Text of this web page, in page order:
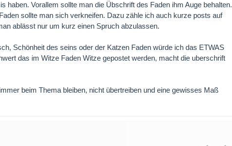
haben. Vorallem sollte man die Übschrift des Faden ihm Auge behalten.
sollte man sich verkneifen. Dazu zähle ich auch kurze posts auf
ablässt nur um kurz einen Spruch abzulassen.
Schönheit des seins oder der Katzen Faden würde ich das ETWAS
das im Witze Faden Witze gepostet werden, macht die uberschrift
beim Thema bleiben, nicht übertreiben und eine gewisses Maß